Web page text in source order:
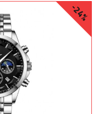
-24%